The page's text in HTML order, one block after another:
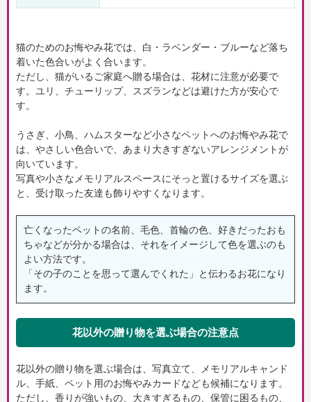
猫のためのお悔やみ花では、白・ラベンダー・ブルーなど落ち
着いた色合いがよく合います。
ただし、猫がいるご家庭へ贈る場合は、花材に注意が必要で
す。ユリ、チューリップ、スズランなどは避けた方が安心で
す。
うさぎ、小鳥、ハムスターなど小さなペットへのお悔やみ花で
は、やさしい色合いで、あまり大きすぎないアレンジメントが
向いています。
写真や小さなメモリアルスペースにそっと置けるサイズを選ぶ
と、受け取った友達も飾りやすくなります。
亡くなったペットの名前、毛色、首輪の色、好きだったおも
ちゃなどが分かる場合は、それをイメージして色を選ぶのも
よい方法です。
「その子のことを思って選んでくれた」と伝わるお花になり
ます。
花以外の贈り物を選ぶ場合の注意点
花以外の贈り物を選ぶ場合は、写真立て、メモリアルキャンド
ル、手紙、ペット用のお悔やみカードなども候補になります。
ただし、香りが強いもの、大きすぎるもの、保管に困るもの、